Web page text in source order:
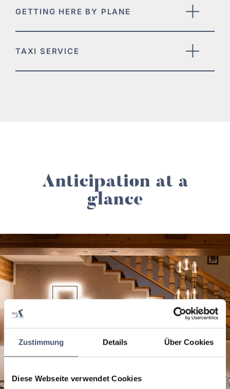
Zustimmung Details Über Cookies
Diese Webseite verwendet Cookies
GETTING HERE BY PLANE
TAXI SERVICE
Anticipation at a
glance